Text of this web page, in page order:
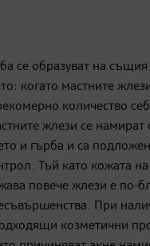
се образуват на
когато мастните
количество
жлези се намират
и гърба и са
Тъй като кожата
повече жлези е по-
При
козметични